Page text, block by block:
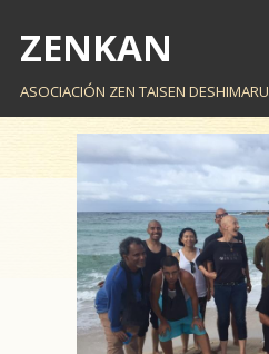
ZENKAN
ASOCIACIÓN ZEN TAISEN DESHIMARU